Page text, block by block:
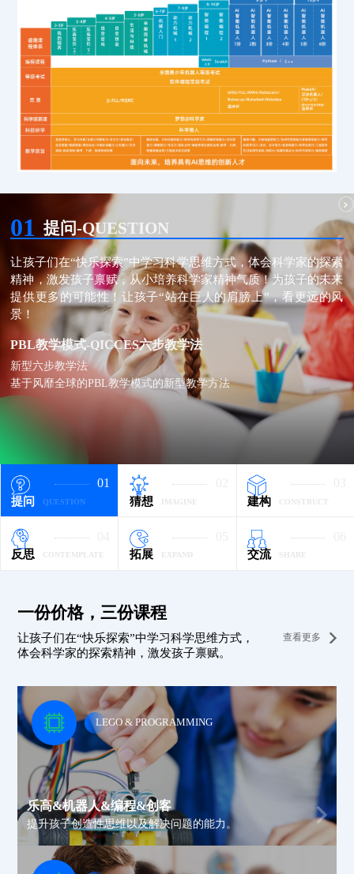
01 提问-QUESTION
让孩子们在“快乐探索”中学习科学思维方式，体会科学家的探索
精神，激发孩子禀赋，从小培养科学家精神气质！为孩子的未来
提供更多的可能性！让孩子“站在巨人的肩膀上”，看更远的风
景！
PBL教学模式-QICCES六步教学法
新型六步教学法
基于风靡全球的PBL教学模式的新型教学方法
01
提问 猜想 建构
反思 拓展 交流
一份价格，三份课程
让孩子们在“快乐探索”中学习科学思维方式，
体会科学家的探索精神，激发孩子禀赋。
查看更多
乐高&机器人&编程&创客
提升孩子创造性思维以及解决问题的能力。
LEGO & PROGRAMMING